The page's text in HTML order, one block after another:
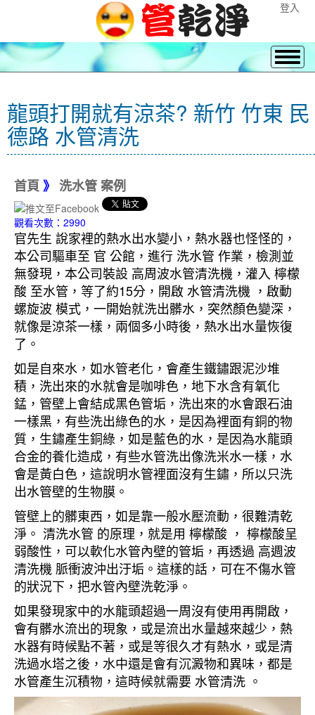
登入
龍頭打開就有涼茶? 新竹 竹東 民
德路 水管清洗
首頁 》 洗水管 案例
觀看次數：2990
官先生 說家裡的熱水出水變小，熱水器也怪怪的，
本公司驅車至 官 公館，進行 洗水管 作業，檢測並
無發現，本公司裝設 高周波水管清洗機，灌入 檸檬
酸 至水管，等了約15分，開啟 水管清洗機 ，啟動
螺旋波 模式，一開始就洗出髒水，突然顏色變深，
就像是涼茶一樣，兩個多小時後，熱水出水量恢復
了。
如是自來水，如水管老化，會產生鐵鏽跟泥沙堆
積，洗出來的水就會是咖啡色，地下水含有氧化
錳，管壁上會結成黑色管垢，洗出來的水會跟石油
一樣黑，有些洗出綠色的水，是因為裡面有銅的物
質，生鏽產生銅綠，如是藍色的水，是因為水龍頭
合金的養化造成，有些水管洗出像洗米水一樣，水
會是黃白色，這說明水管裡面沒有生鏽，所以只洗
出水管壁的生物膜。
管壁上的髒東西，如是靠一般水壓流動，很難清乾
淨。 清洗水管 的原理，就是用 檸檬酸 ， 檸檬酸呈
弱酸性，可以軟化水管內壁的管垢，再透過 高週波
清洗機 脈衝波沖出汙垢。這樣的話，可在不傷水管
的狀況下，把水管內壁洗乾淨。
如果發現家中的水龍頭超過一周沒有使用再開啟，
會有髒水流出的現象，或是流出水量越來越少，熱
水器有時候點不著，或是等很久才有熱水，或是清
洗過水塔之後，水中還是會有沉澱物和異味，都是
水管產生沉積物，這時候就需要 水管清洗 。